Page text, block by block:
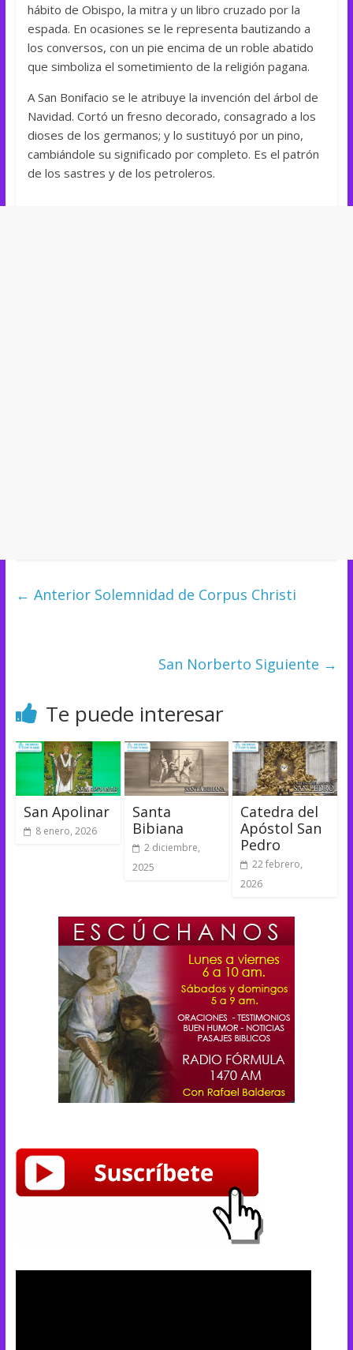
hábito de Obispo, la mitra y un libro cruzado por la
espada. En ocasiones se le representa bautizando a
los conversos, con un pie encima de un roble abatido
que simboliza el sometimiento de la religión pagana.
A San Bonifacio se le atribuye la invención del árbol de
Navidad. Cortó un fresno decorado, consagrado a los
dioses de los germanos; y lo sustituyó por un pino,
cambiándole su significado por completo. Es el patrón
de los sastres y de los petroleros.
← AnteriorSolemnidad de Corpus Christi
San Norberto Siguiente →
Te puede interesar
San Apolinar
8 enero, 2026
Santa
Bibiana
2 diciembre,
2025
Catedra del
Apóstol San
Pedro
22 febrero,
2026